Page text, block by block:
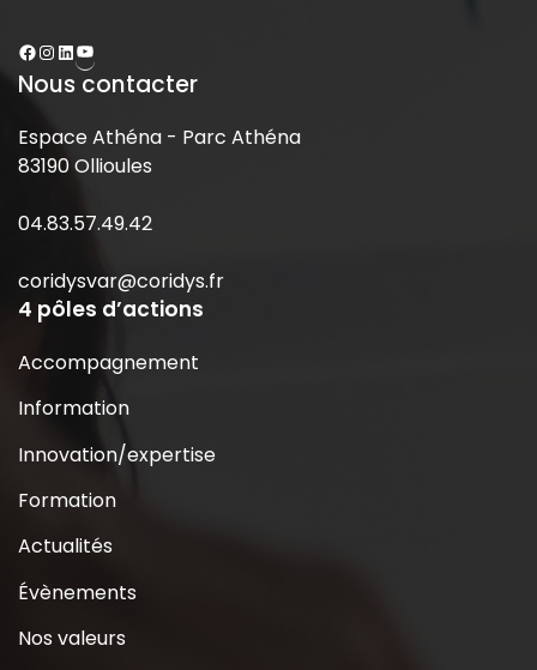
Nous contacter
Espace Athéna - Parc Athéna
83190 Ollioules
04.83.57.49.42
coridysvar@coridys.fr
4 pôles d’actions
Accompagnement
Information
Innovation/expertise
Formation
Actualités
Évènements
Nos valeurs